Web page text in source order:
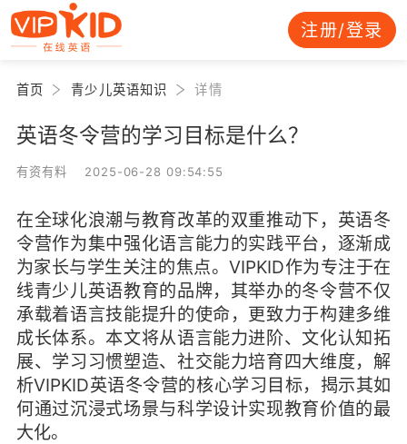
注册/登录
首页 青少儿英语知识 详情
英语冬令营的学习目标是什么？
有资有料 2025-06-28 09:54:55
在全球化浪潮与教育改革的双重推动下，英语冬
令营作为集中强化语言能力的实践平台，逐渐成
为家长与学生关注的焦点。VIPKID作为专注于在
线青少儿英语教育的品牌，其举办的冬令营不仅
承载着语言技能提升的使命，更致力于构建多维
成长体系。本文将从语言能力进阶、文化认知拓
展、学习习惯塑造、社交能力培育四大维度，解
析VIPKID英语冬令营的核心学习目标，揭示其如
何通过沉浸式场景与科学设计实现教育价值的最
大化。